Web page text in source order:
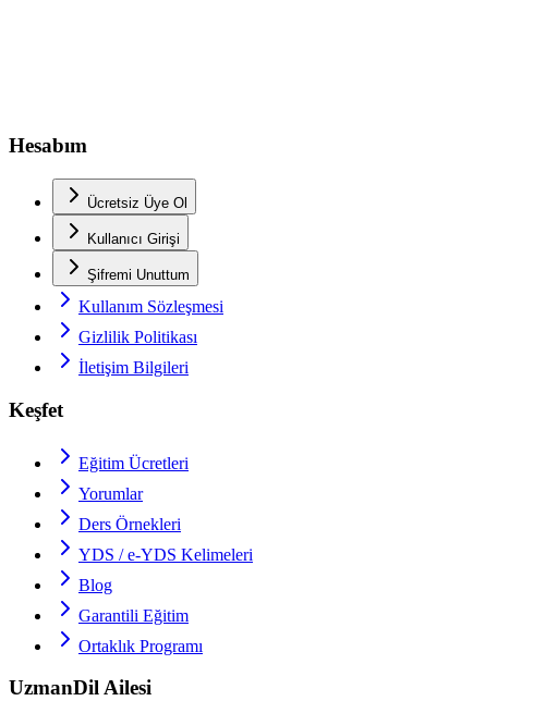
Hesabım
Ücretsiz Üye Ol
Kullanıcı Girişi
Şifremi Unuttum
Kullanım Sözleşmesi
Gizlilik Politikası
İletişim Bilgileri
Keşfet
Eğitim Ücretleri
Yorumlar
Ders Örnekleri
YDS / e-YDS Kelimeleri
Blog
Garantili Eğitim
Ortaklık Programı
UzmanDil Ailesi